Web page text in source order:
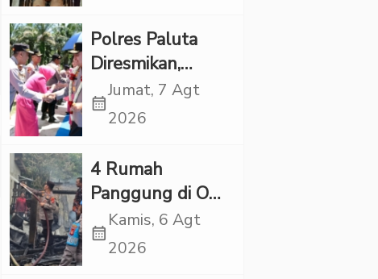
Kekerasan
Seksual
Polres Paluta
Diresmikan,
Begini
Tanggapan
calendar_month
Jumat, 7 Agt
2026
‎4 Rumah
Panggung di OKI
Ludes Terbakar,
Kerugian Capai
calendar_month
Kamis, 6 Agt
2026